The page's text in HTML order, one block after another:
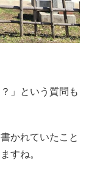
」という質問も
かれていたこと
すね。